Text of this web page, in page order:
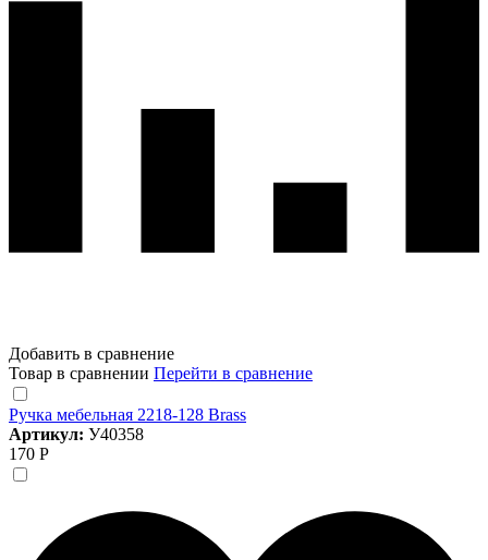
Добавить в сравнение
Товар в сравнении Перейти в сравнение
Ручка мебельная 2218-128 Brass
Артикул: У40358
170 Р